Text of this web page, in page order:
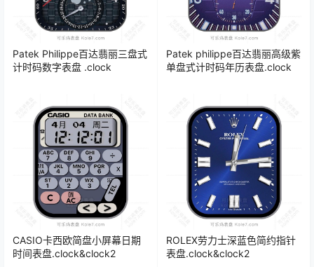
Patek Philippe百达翡丽三盘式
计时码数字表盘 .clock
Patek philippe百达翡丽高级紫
单盘式计时码年历表盘.clock
CASIO卡西欧简盘小屏幕日期
时间表盘.clock&clock2
ROLEX劳力士深蓝色简约指针
表盘.clock&clock2